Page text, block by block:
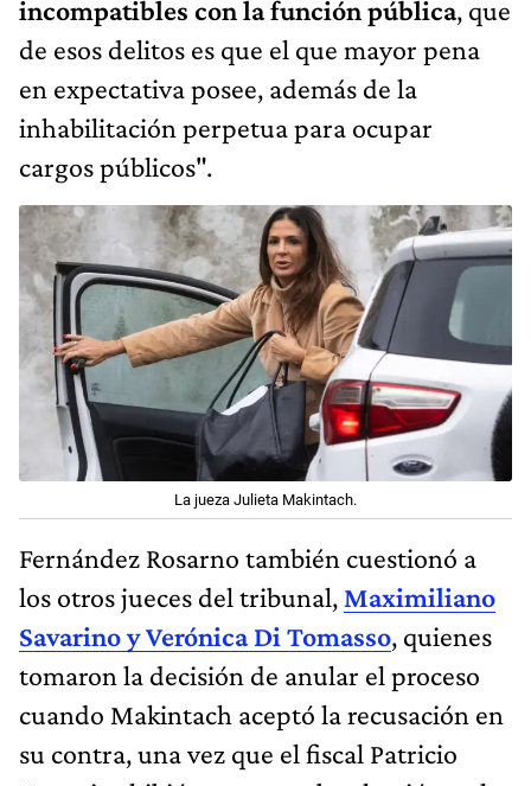
incompatibles con la función pública, que
de esos delitos es que el que mayor pena
en expectativa posee, además de la
inhabilitación perpetua para ocupar
cargos públicos".
La jueza Julieta Makintach.
Fernández Rosarno también cuestionó a
los otros jueces del tribunal, Maximiliano
Savarino y Verónica Di Tomasso, quienes
tomaron la decisión de anular el proceso
cuando Makintach aceptó la recusación en
su contra, una vez que el fiscal Patricio